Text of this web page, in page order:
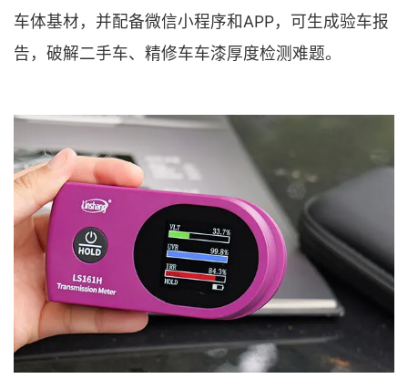
车体基材，并配备微信小程序和APP，可生成验车报
告，破解二手车、精修车车漆厚度检测难题。